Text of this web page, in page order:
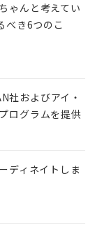
ゃんと考えてい
べき6つのこ
社およびアイ・
ログラムを提供
ディネイトしま